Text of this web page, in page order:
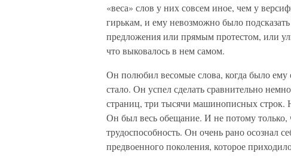
«веса» слов у них совсем иное, чем у
гирькам, и ему невозможно было
предложения или прямым протестом, или
что выковалось в нем самом.
Он полюбил весомые слова, когда было ему
стало. Он успел сделать сравнительно
страниц, три тысячи машинописных строк.
Он был весь обещание. И не потому
трудоспособность. Он очень рано осознал
предвоенного поколения, которое